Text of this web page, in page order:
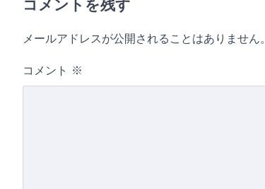
コメントを残す
メールアドレスが公開されることはありません。
コメント ※